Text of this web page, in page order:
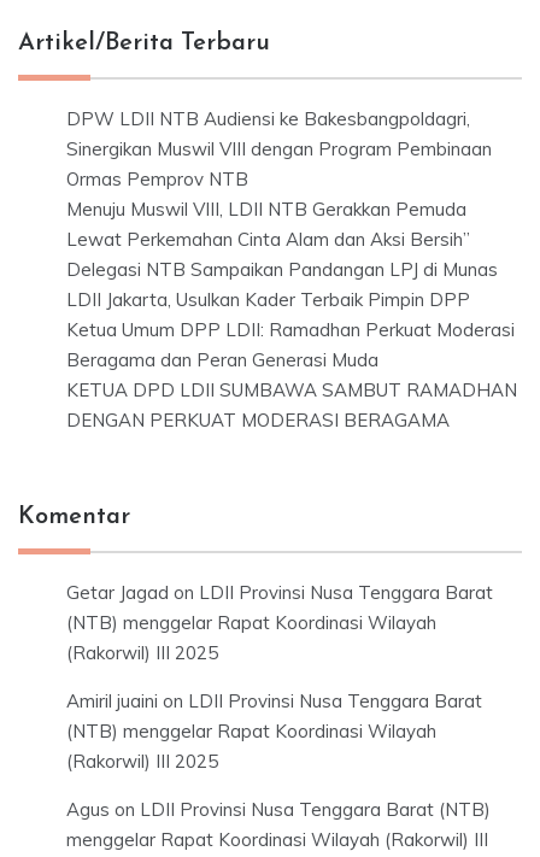
Artikel/Berita Terbaru
DPW LDII NTB Audiensi ke Bakesbangpoldagri,
Sinergikan Muswil VIII dengan Program Pembinaan
Ormas Pemprov NTB
Menuju Muswil VIII, LDII NTB Gerakkan Pemuda
Lewat Perkemahan Cinta Alam dan Aksi Bersih”
Delegasi NTB Sampaikan Pandangan LPJ di Munas
LDII Jakarta, Usulkan Kader Terbaik Pimpin DPP
Ketua Umum DPP LDII: Ramadhan Perkuat Moderasi
Beragama dan Peran Generasi Muda
KETUA DPD LDII SUMBAWA SAMBUT RAMADHAN
DENGAN PERKUAT MODERASI BERAGAMA
Komentar
Getar Jagad on LDII Provinsi Nusa Tenggara Barat
(NTB) menggelar Rapat Koordinasi Wilayah
(Rakorwil) III 2025
Amiril juaini on LDII Provinsi Nusa Tenggara Barat
(NTB) menggelar Rapat Koordinasi Wilayah
(Rakorwil) III 2025
Agus on LDII Provinsi Nusa Tenggara Barat (NTB)
menggelar Rapat Koordinasi Wilayah (Rakorwil) III